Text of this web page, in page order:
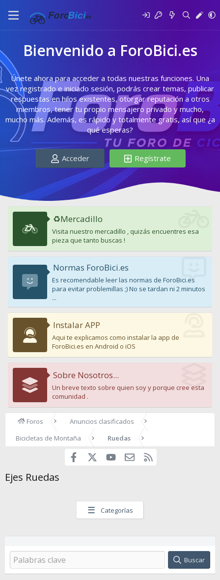
Bienvenido a ForoBici.es
Únete ahora para acceder a todas nuestras funciones. Una
vez registrado e iniciado sesión, podrás crear temas, publicar
respuestas en hilos existentes, otorgar reputación a otros
miembros, tener tu propio mensajero privado y mucho,
mucho más. Además, es rápido y totalmente gratis, así que ¿a
qué esperas?
Acceder Regístrate
♻️Mercadillo
Visita nuestro mercadillo , quizás encuentres esa
pieza que tanto buscas !
Normas ForoBici.es
Es recomendable leer las normas de ForoBici.es
para evitar problemillas ;) No se tardan ni 2 minutos
...
Instalar APP
Aqui te explicamos como instalar la app de
ForoBici.es en Android o iOS
Sobre Nosotros...
Un breve texto sobre quien soy y porque cree esta
comunidad .
Foros
Anuncios clasificados
Bicicletas de Montaña
Ruedas
Facebook youtubeContáctanos
Ejes Ruedas
☰ Categorías
Buscar